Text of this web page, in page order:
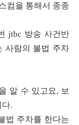
컴을 통해서 종종
jtbc 방송 사건반
사람의 불법 주차
알 수 있고요, 보
.
법 주차를 한다는